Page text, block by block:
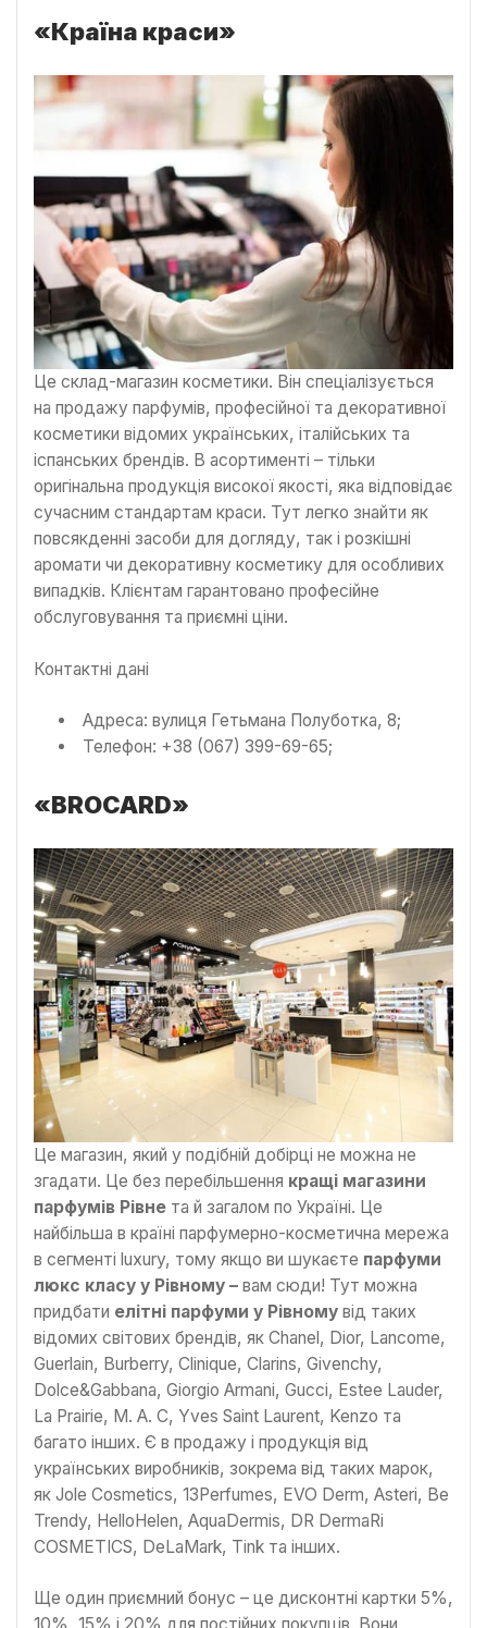
«Країна краси»
Це склад-магазин косметики. Він спеціалізується
на продажу парфумів, професійної та декоративної
косметики відомих українських, італійських та
іспанських брендів. В асортименті – тільки
оригінальна продукція високої якості, яка відповідає
сучасним стандартам краси. Тут легко знайти як
повсякденні засоби для догляду, так і розкішні
аромати чи декоративну косметику для особливих
випадків. Клієнтам гарантовано професійне
обслуговування та приємні ціни.
Контактні дані
Адреса: вулиця Гетьмана Полуботка, 8;
Телефон: +38 (067) 399-69-65;
«BROCARD»
Це магазин, який у подібній добірці не можна не
згадати. Це без перебільшення кращі магазини
парфумів Рівне та й загалом по Україні. Це
найбільша в країні парфумерно-косметична мережа
в сегменті luxury, тому якщо ви шукаєте парфуми
люкс класу у Рівному – вам сюди! Тут можна
придбати елітні парфуми у Рівному від таких
відомих світових брендів, як Chanel, Dior, Lancome,
Guerlain, Burberry, Clinique, Clarins, Givenchy,
Dolce&Gabbana, Giorgio Armani, Gucci, Estee Lauder,
La Prairie, М. А. С, Yves Saint Laurent, Kenzo та
багато інших. Є в продажу і продукція від
українських виробників, зокрема від таких марок,
як Jole Cosmetics, 13Perfumes, EVO Derm, Asteri, Be
Trendy, HelloHelen, AquaDermis, DR DermaRi
COSMETICS, DeLaMark, Tink та інших.
Ще один приємний бонус – це дисконтні картки 5%,